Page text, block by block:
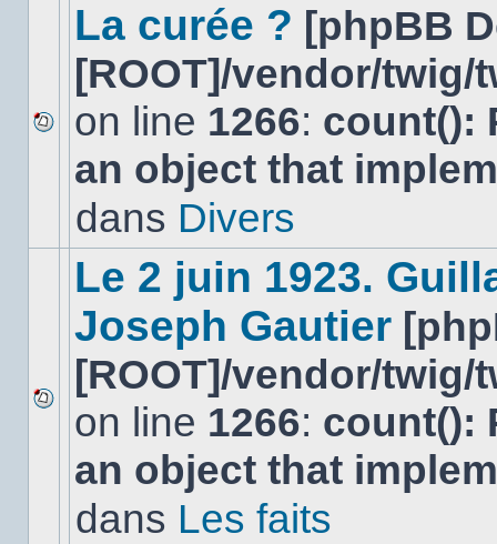
Aucun
nouveau
message
La curée ? [phpBB
[ROOT]/vendor/
on line 1266: count():
an object that
dans Divers
Aucun
nouveau
message
non-
dans
Le 2 juin 1923.
Joseph Gautier
[ROOT]/vendor/
on line 1266: count():
an object that
dans Les faits